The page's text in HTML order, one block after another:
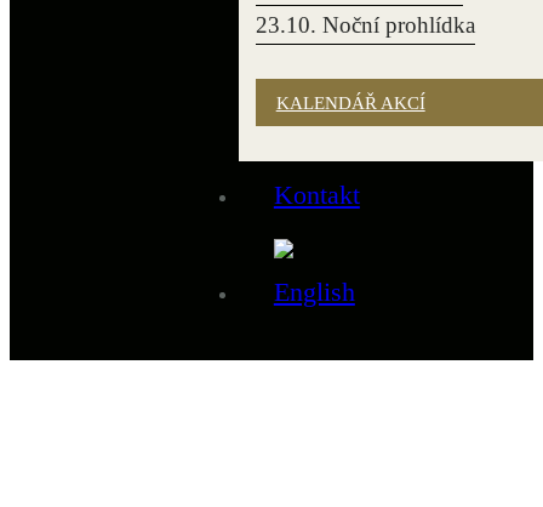
23.10. Noční prohlídka
KALENDÁŘ AKCÍ
Kontakt